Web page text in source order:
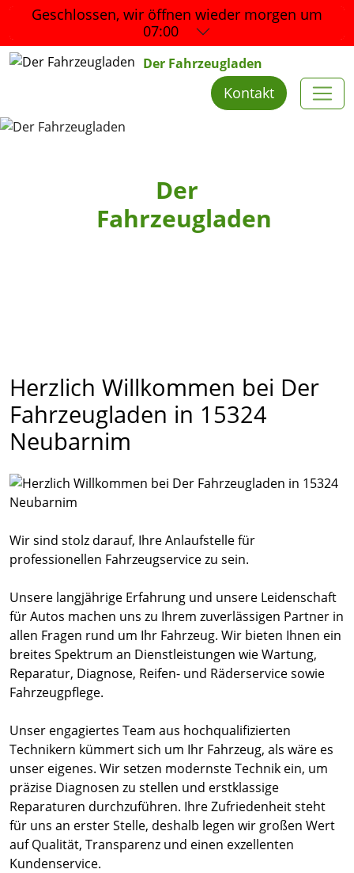
Geschlossen, wir öffnen wieder morgen um
07:00
Der Fahrzeugladen
Kontakt
Der
Fahrzeugladen
Herzlich Willkommen bei Der
Fahrzeugladen in 15324
Neubarnim
Wir sind stolz darauf, Ihre Anlaufstelle für
professionellen Fahrzeugservice zu sein.
Unsere langjährige Erfahrung und unsere Leidenschaft
für Autos machen uns zu Ihrem zuverlässigen Partner in
allen Fragen rund um Ihr Fahrzeug. Wir bieten Ihnen ein
breites Spektrum an Dienstleistungen wie Wartung,
Reparatur, Diagnose, Reifen- und Räderservice sowie
Fahrzeugpflege.
Unser engagiertes Team aus hochqualifizierten
Technikern kümmert sich um Ihr Fahrzeug, als wäre es
unser eigenes. Wir setzen modernste Technik ein, um
präzise Diagnosen zu stellen und erstklassige
Reparaturen durchzuführen. Ihre Zufriedenheit steht
für uns an erster Stelle, deshalb legen wir großen Wert
auf Qualität, Transparenz und einen exzellenten
Kundenservice.